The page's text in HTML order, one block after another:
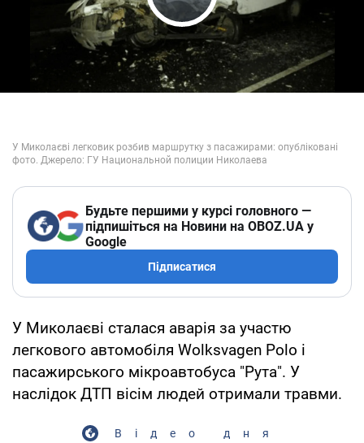
Play Video
Будьте першими у курсі головного —
підпишіться на Новини на OBOZ.UA у
Google
Підписатися
У Миколаєві сталася аварія за участю
легкового автомобіля Wolksvagen Polo і
пасажирського мікроавтобуса "Рута". У
наслідок ДТП вісім людей отримали травми.
Відео дня